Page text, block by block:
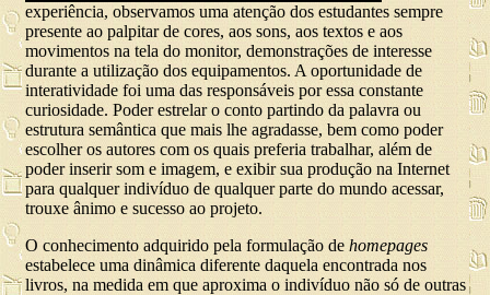
experiência, observamos uma atenção dos estudantes sempre
presente ao palpitar de cores, aos sons, aos textos e aos
movimentos na tela do monitor, demonstrações de interesse
durante a utilização dos equipamentos. A oportunidade de
interatividade foi uma das responsáveis por essa constante
curiosidade. Poder estrelar o conto partindo da palavra ou
estrutura semântica que mais lhe agradasse, bem como poder
escolher os autores com os quais preferia trabalhar, além de
poder inserir som e imagem, e exibir sua produção na Internet
para qualquer indivíduo de qualquer parte do mundo acessar,
trouxe ânimo e sucesso ao projeto.
O conhecimento adquirido pela formulação de homepages
estabelece uma dinâmica diferente daquela encontrada nos
livros, na medida em que aproxima o indivíduo não só de outras